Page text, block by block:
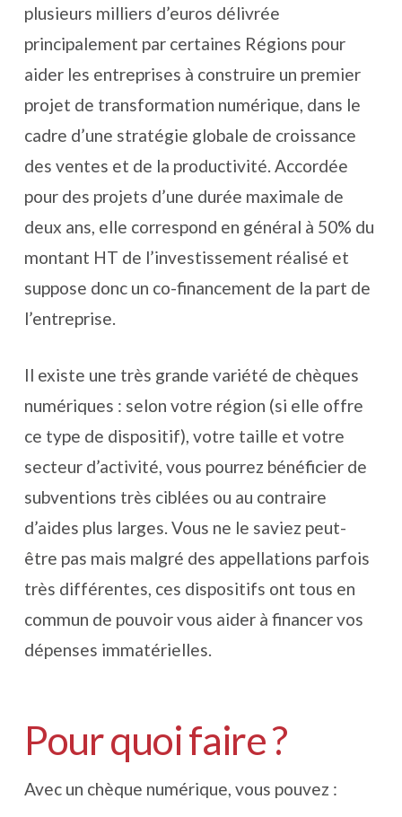
plusieurs milliers d’euros délivrée
principalement par certaines Régions pour
aider les entreprises à construire un premier
projet de transformation numérique, dans le
cadre d’une stratégie globale de croissance
des ventes et de la productivité. Accordée
pour des projets d’une durée maximale de
deux ans, elle correspond en général à 50% du
montant HT de l’investissement réalisé et
suppose donc un co-financement de la part de
l’entreprise.
Il existe une très grande variété de chèques
numériques : selon votre région (si elle offre
ce type de dispositif), votre taille et votre
secteur d’activité, vous pourrez bénéficier de
subventions très ciblées ou au contraire
d’aides plus larges. Vous ne le saviez peut-
être pas mais malgré des appellations parfois
très différentes, ces dispositifs ont tous en
commun de pouvoir vous aider à financer vos
dépenses immatérielles.
Pour quoi faire ?
Avec un chèque numérique, vous pouvez :